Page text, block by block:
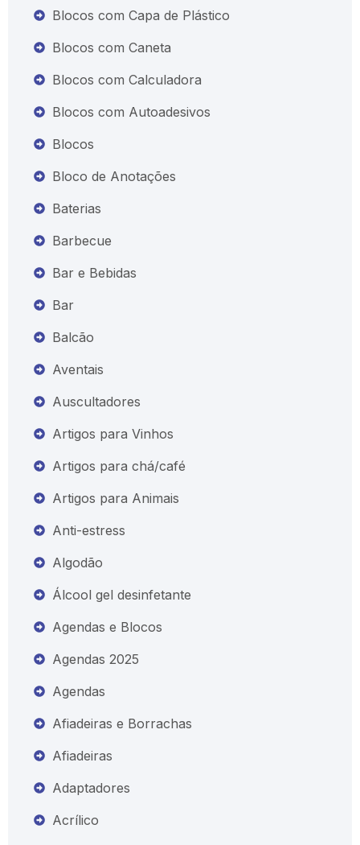
Blocos com Capa de Plástico
Blocos com Caneta
Blocos com Calculadora
Blocos com Autoadesivos
Blocos
Bloco de Anotações
Baterias
Barbecue
Bar e Bebidas
Bar
Balcão
Aventais
Auscultadores
Artigos para Vinhos
Artigos para chá/café
Artigos para Animais
Anti-estress
Algodão
Álcool gel desinfetante
Agendas e Blocos
Agendas 2025
Agendas
Afiadeiras e Borrachas
Afiadeiras
Adaptadores
Acrílico